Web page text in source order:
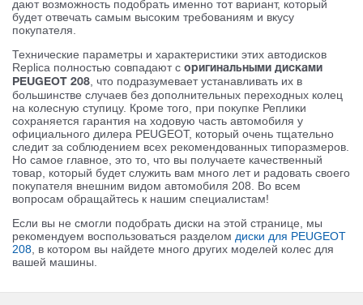
дают возможность подобрать именно тот вариант, который
будет отвечать самым высоким требованиям и вкусу
покупателя.
Технические параметры и характеристики этих автодисков
Replica полностью совпадают с оригинальными дисками
PEUGEOT 208
, что подразумевает устанавливать их в
большинстве случаев без дополнительных переходных колец
на колесную ступицу. Кроме того, при покупке Реплики
сохраняется гарантия на ходовую часть автомобиля у
официального дилера PEUGEOT, который очень тщательно
следит за соблюдением всех рекомендованных типоразмеров.
Но самое главное, это то, что вы получаете качественный
товар, который будет служить вам много лет и радовать своего
покупателя внешним видом автомобиля 208. Во всем
вопросам обращайтесь к нашим специалистам!
Если вы не смогли подобрать диски на этой странице, мы
рекомендуем воспользоваться разделом диски для PEUGEOT
208 , в котором вы найдете много других моделей колес для
вашей машины.